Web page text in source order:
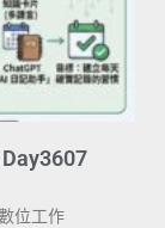
位工作